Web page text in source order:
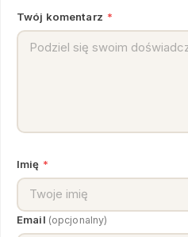
Twój komentarz *
Imię *
Email (opcjonalny)